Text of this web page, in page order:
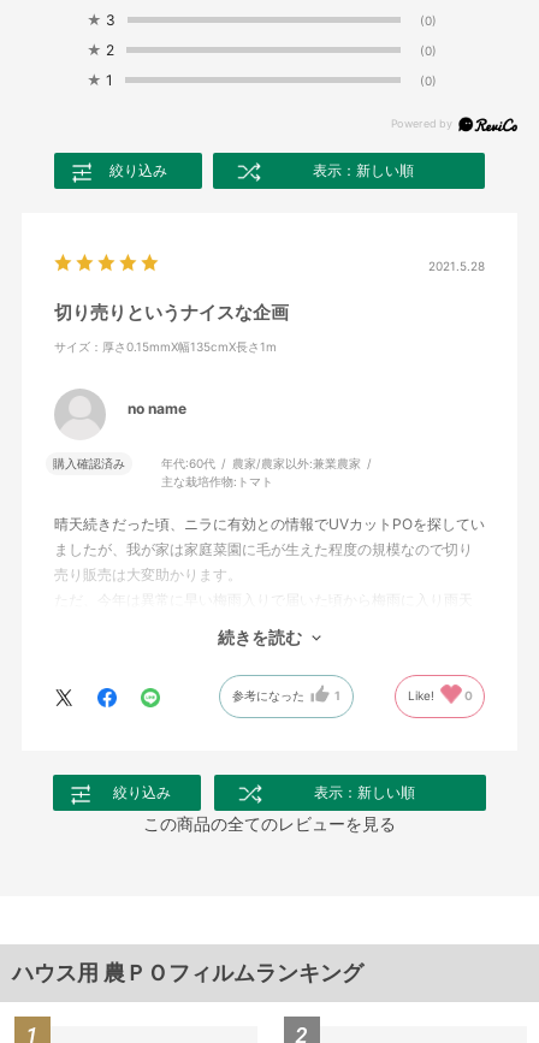
★ 3 (0)
★ 2 (0)
★ 1 (0)
絞り込み 表示：新しい順
2021.5.28
切り売りというナイスな企画
サイズ：厚さ0.15mmX幅135cmX長さ1m
no name
購入確認済み 年代:60代 農家/農家以外:兼業農家
主な栽培作物: トマト
晴天続きだった頃、ニラに有効との情報でUVカットPOを探してい
ましたが、我が家は家庭菜園に毛が生えた程度の規模なので切り
売り販売は大変助かります。
ただ、今年は異常に早い梅雨入りで届いた頃から梅雨に入り雨天
続きを読む
参考になった 1 Like! 0
絞り込み 表示：新しい順
この商品の全てのレビューを見る
ハウス用 農ＰＯフィルムランキング